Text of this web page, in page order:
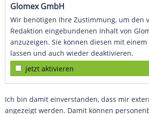
Glomex GmbH
Wir benötigen Ihre Zustimmung, um den
Redaktion eingebundenen Inhalt von
anzuzeigen. Sie können diesen mit einem
lassen und auch wieder deaktivieren.
jetzt aktivieren
Ich bin damit einverstanden, dass mir
angezeigt werden. Damit können